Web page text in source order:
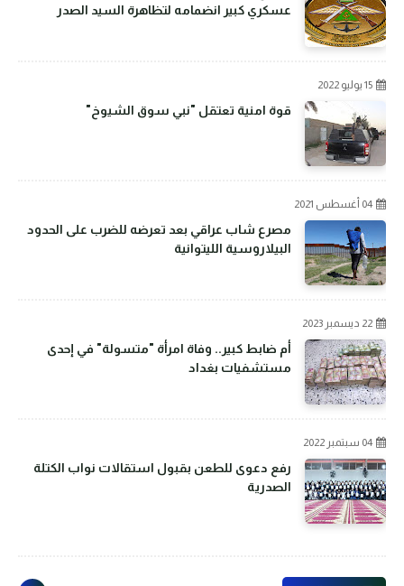
عسكري كبير انضمامه لتظاهرة السيد الصدر
15 يوليو 2022
قوة امنية تعتقل "نبي سوق الشيوخ"
04 أغسطس 2021
مصرع شاب عراقي بعد تعرضه للضرب على الحدود
البيلاروسية الليتوانية
22 ديسمبر 2023
أم ضابط كبير.. وفاة امرأة "متسولة" في إحدى
مستشفيات بغداد
04 سبتمبر 2022
رفع دعوى للطعن بقبول استقالات نواب الكتلة
الصدرية